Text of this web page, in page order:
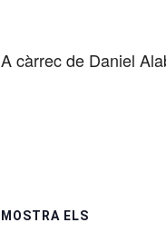
A càrrec de Daniel
MOSTRA ELS